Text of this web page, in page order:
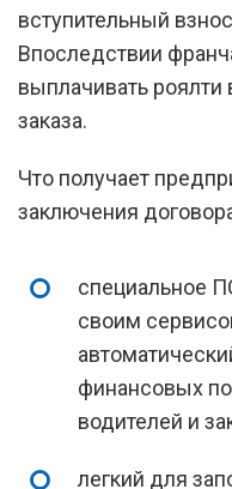
вступительный
Впоследствии
выплачивать роялти
заказа.
Что получает
заключения
специальное
своим
финансовых
водителей и
легкий для